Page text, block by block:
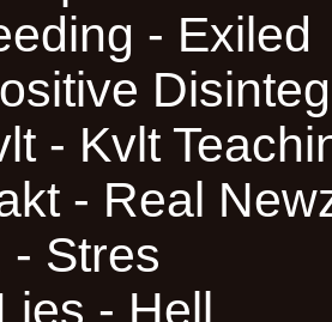
- Exiled
- Kvlt
- Real
- Stres
- Hell